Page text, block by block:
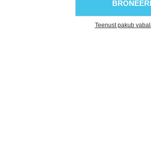
Teenust pakub